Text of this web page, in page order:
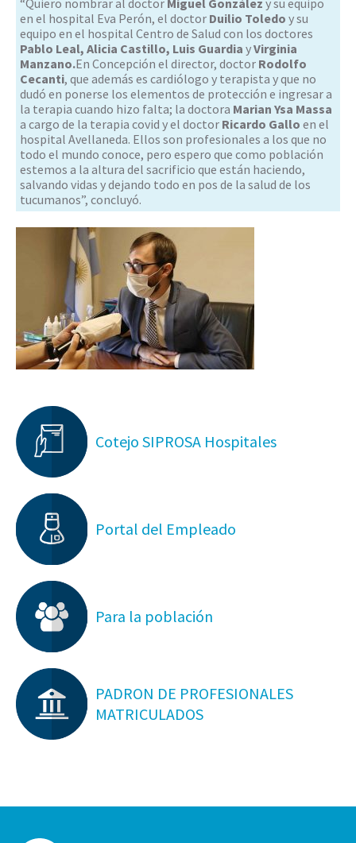
“Quiero nombrar al doctor Miguel González y su equipo
en el hospital Eva Perón, el doctor Duilio Toledo y su
equipo en el hospital Centro de Salud con los doctores
Pablo Leal, Alicia Castillo, Luis Guardia yVirginia
Manzano.En Concepción el director, doctor Rodolfo
Cecanti, que además es cardiólogo y terapista y que no
dudó en ponerse los elementos de protección e ingresar a
la terapia cuando hizo falta; la doctora Marian Ysa Massa
a cargo de la terapia covid y el doctor Ricardo Gallo en el
hospital Avellaneda. Ellos son profesionales a los que no
todo el mundo conoce, pero espero que como población
estemos a la altura del sacrificio que están haciendo,
salvando vidas y dejando todo en pos de la salud de los
tucumanos”, concluyó.
Cotejo SIPROSA Hospitales
Portal del Empleado
Para la población
PADRON DE PROFESIONALES
MATRICULADOS